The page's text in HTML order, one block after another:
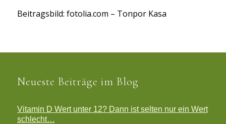
Beitragsbild: fotolia.com – Tonpor Kasa
Neueste Beiträge im Blog
Vitamin D Wert unter 12? Dann ist selten nur ein Wert
schlecht…